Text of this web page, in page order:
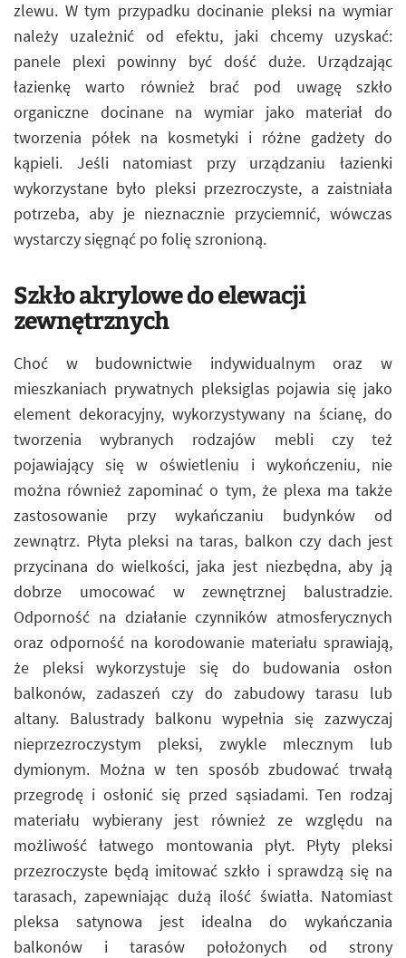
zlewu. W tym przypadku docinanie pleksi na wymiar
należy uzależnić od efektu, jaki chcemy uzyskać:
panele plexi powinny być dość duże. Urządzając
łazienkę warto również brać pod uwagę szkło
organiczne docinane na wymiar jako materiał do
tworzenia półek na kosmetyki i różne gadżety do
kąpieli. Jeśli natomiast przy urządzaniu łazienki
wykorzystane było pleksi przezroczyste, a zaistniała
potrzeba, aby je nieznacznie przyciemnić, wówczas
wystarczy sięgnąć po folię szronioną.
Szkło akrylowe do elewacji
zewnętrznych
Choć w budownictwie indywidualnym oraz w
mieszkaniach prywatnych pleksiglas pojawia się jako
element dekoracyjny, wykorzystywany na ścianę, do
tworzenia wybranych rodzajów mebli czy też
pojawiający się w oświetleniu i wykończeniu, nie
można również zapominać o tym, że plexa ma także
zastosowanie przy wykańczaniu budynków od
zewnątrz. Płyta pleksi na taras, balkon czy dach jest
przycinana do wielkości, jaka jest niezbędna, aby ją
dobrze umocować w zewnętrznej balustradzie.
Odporność na działanie czynników atmosferycznych
oraz odporność na korodowanie materiału sprawiają,
że pleksi wykorzystuje się do budowania osłon
balkonów, zadaszeń czy do zabudowy tarasu lub
altany. Balustrady balkonu wypełnia się zazwyczaj
nieprzezroczystym pleksi, zwykle mlecznym lub
dymionym. Można w ten sposób zbudować trwałą
przegrodę i osłonić się przed sąsiadami. Ten rodzaj
materiału wybierany jest również ze względu na
możliwość łatwego montowania płyt. Płyty pleksi
przezroczyste będą imitować szkło i sprawdzą się na
tarasach, zapewniając dużą ilość światła. Natomiast
pleksa satynowa jest idealna do wykańczania
balkonów i tarasów położonych od strony